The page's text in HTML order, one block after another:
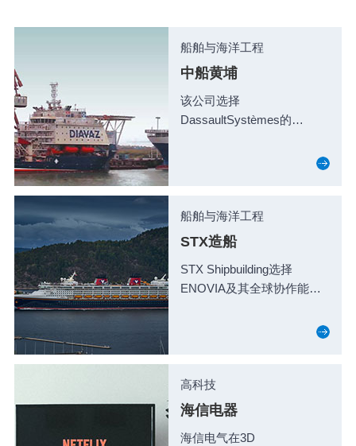
船舶与海洋工程
中船黄埔
该公司选择
DassaultSystèmes的
专为海洋设计和优化生产海
船舶与海洋工程
STX造船
STX Shipbuilding选择
ENOVIA及其全球协作能力
高科技
海信电器
海信电气在3D